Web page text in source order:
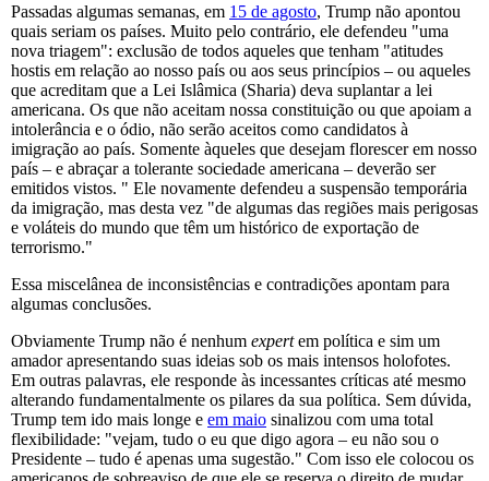
Passadas algumas semanas, em 15 de agosto, Trump não apontou
quais seriam os países. Muito pelo contrário, ele defendeu "uma
nova triagem": exclusão de todos aqueles que tenham "atitudes
hostis em relação ao nosso país ou aos seus princípios – ou aqueles
que acreditam que a Lei Islâmica (Sharia) deva suplantar a lei
americana. Os que não aceitam nossa constituição ou que apoiam a
intolerância e o ódio, não serão aceitos como candidatos à
imigração ao país. Somente àqueles que desejam florescer em nosso
país – e abraçar a tolerante sociedade americana – deverão ser
emitidos vistos. " Ele novamente defendeu a suspensão temporária
da imigração, mas desta vez "de algumas das regiões mais perigosas
e voláteis do mundo que têm um histórico de exportação de
terrorismo."
Essa miscelânea de inconsistências e contradições apontam para
algumas conclusões.
Obviamente Trump não é nenhum expertem política e sim um
amador apresentando suas ideias sob os mais intensos holofotes.
Em outras palavras, ele responde às incessantes críticas até mesmo
alterando fundamentalmente os pilares da sua política. Sem dúvida,
Trump tem ido mais longe e em maio sinalizou com uma total
flexibilidade: "vejam, tudo o eu que digo agora – eu não sou o
Presidente – tudo é apenas uma sugestão." Com isso ele colocou os